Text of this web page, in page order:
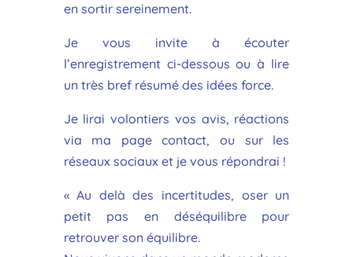
en sortir sereinement.
Je vous invite à écouter
l’enregistrement ci-dessous ou à lire
un très bref résumé des idées force.
Je lirai volontiers vos avis, réactions
via ma page contact, ou sur les
réseaux sociaux et je vous répondrai !
« Au delà des incertitudes, oser un
petit pas en déséquilibre pour
retrouver son équilibre.